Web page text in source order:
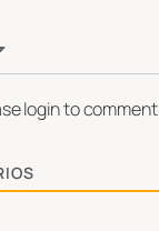
login to comment